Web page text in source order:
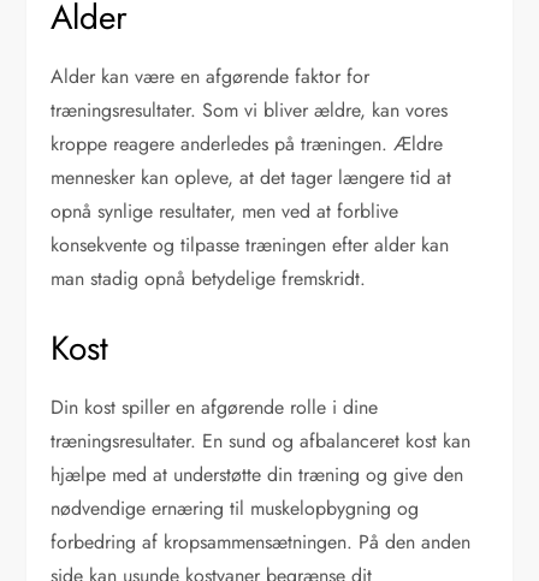
Alder
Alder kan være en afgørende faktor for
træningsresultater. Som vi bliver ældre, kan vores
kroppe reagere anderledes på træningen. Ældre
mennesker kan opleve, at det tager længere tid at
opnå synlige resultater, men ved at forblive
konsekvente og tilpasse træningen efter alder kan
man stadig opnå betydelige fremskridt.
Kost
Din kost spiller en afgørende rolle i dine
træningsresultater. En sund og afbalanceret kost kan
hjælpe med at understøtte din træning og give den
nødvendige ernæring til muskelopbygning og
forbedring af kropsammensætningen. På den anden
side kan usunde kostvaner begrænse dit